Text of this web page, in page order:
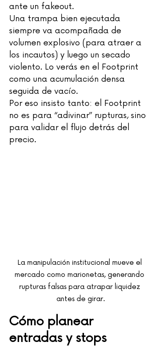
ante un fakeout.
Una trampa bien ejecutada
siempre va acompañada de
volumen explosivo (para atraer a
los incautos) y luego un secado
violento. Lo verás en el Footprint
como una acumulación densa
seguida de vacío.
Por eso insisto tanto: el Footprint
no es para “adivinar” rupturas, sino
para validar el flujo detrás del
precio.
La manipulación institucional mueve el
mercado como marionetas, generando
rupturas falsas para atrapar liquidez
antes de girar.
Cómo planear
entradas y stops